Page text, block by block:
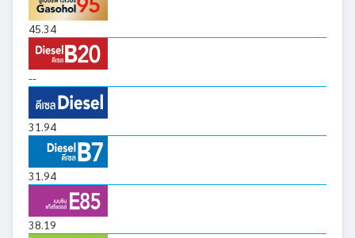
45.34
--
31.94
31.94
38.19